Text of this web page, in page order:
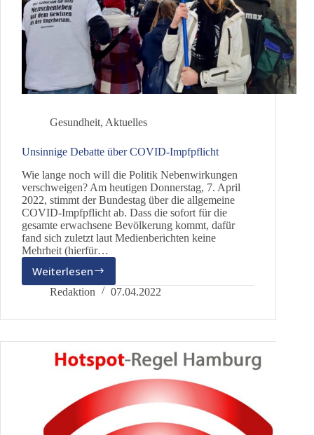
Gesundheit, Aktuelles
Unsinnige Debatte über COVID-Impfpflicht
Wie lange noch will die Politik Nebenwirkungen
verschweigen? Am heutigen Donnerstag, 7. April
2022, stimmt der Bundestag über die allgemeine
COVID-Impfpflicht ab. Dass die sofort für die
gesamte erwachsene Bevölkerung kommt, dafür
fand sich zuletzt laut Medienberichten keine
Mehrheit (hierfür…
Weiterlesen
Unsinnige
Debatte
COVID-
Redaktion 07.04.2022